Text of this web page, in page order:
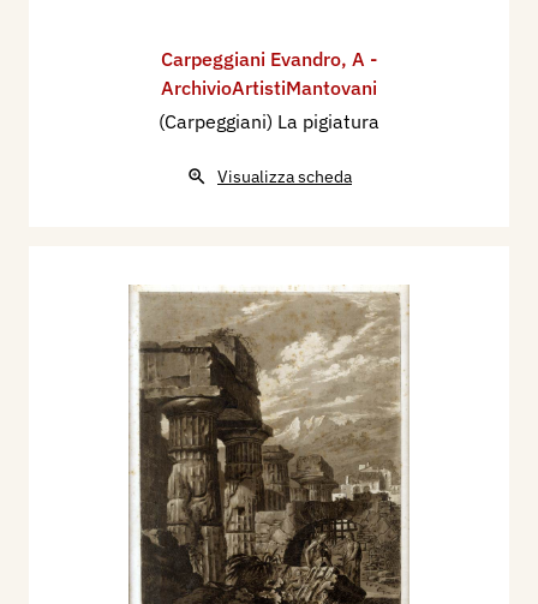
Carpeggiani Evandro, A -
ArchivioArtistiMantovani
(Carpeggiani) La pigiatura
Visualizza scheda